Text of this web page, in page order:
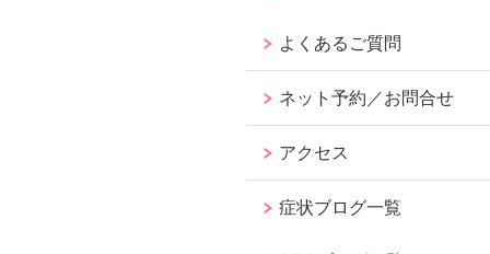
よくあるご質問
ネット予約／お問合せ
アクセス
症状ブログ一覧